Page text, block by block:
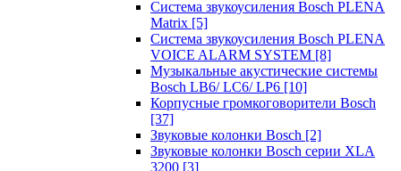
Система звукоусиления Bosch PLENA
Matrix [5]
Система звукоусиления Bosch PLENA
VOICE ALARM SYSTEM [8]
Музыкальные акустические системы
Bosch LB6/ LC6/ LP6 [10]
Корпусные громкоговорители Bosch
[37]
Звуковые колонки Bosch [2]
Звуковые колонки Bosch серии XLA
3200 [3]